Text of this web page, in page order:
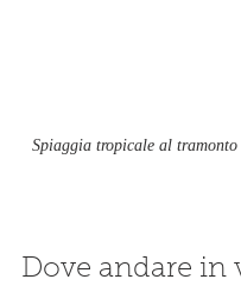
Spiaggia tropicale al tramonto
Dove andare in